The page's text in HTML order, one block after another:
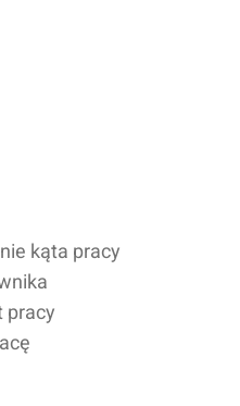
kąta pracy
pracy